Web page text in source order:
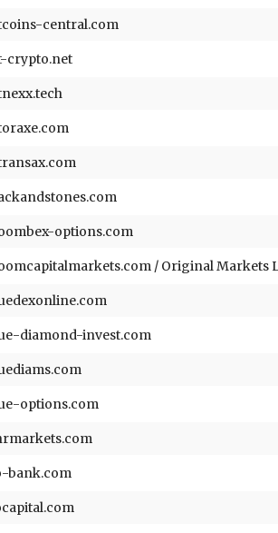
central.com
crypto.net
options.com
/ Original Markets
diamond-invest.com
options.com
bank.com